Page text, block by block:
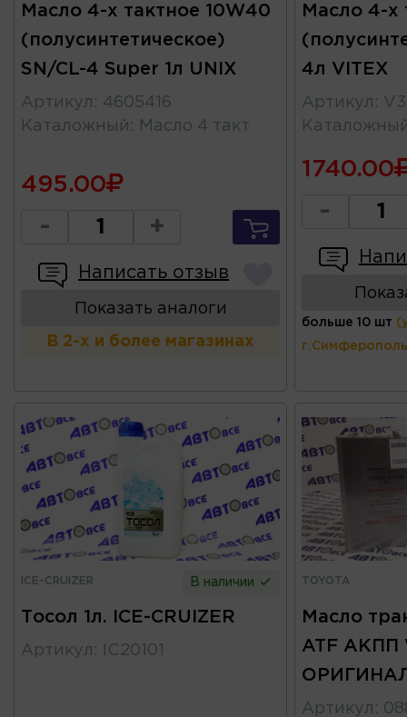
Масло 4-х тактное 10W40
(полусинтетическое)
SN/CL-4 Super 1л UNIX
Артикул : 4605416
Каталожный : Масло 4 такт
495.00
- +
Написать отзыв
Показать аналоги
В 2-х и более магазинах
Масло 4-х
4л VITEX
Артикул :
1740.00
-
больше 10 шт
ICE-CRUIZER В наличии
Тосол 1л. ICE-CRUIZER
Артикул : IC20101
TOYOTA
Масло
ATF АКПП
ОРИГИНАЛ
Артикул :